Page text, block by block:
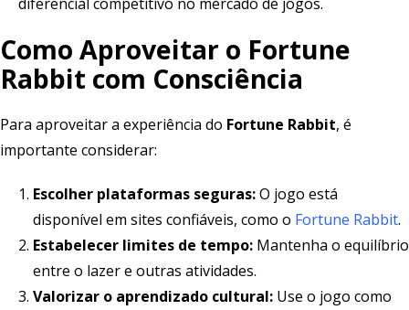
Como Aproveitar o Fortune
Rabbit com Consciência
Para aproveitar a experiência do Fortune Rabbit, é
importante considerar:
Escolher plataformas seguras:O jogo está
disponível em sites confiáveis, como o Fortune Rabbit.
Estabelecer limites de tempo: Mantenha o equilíbrio
entre o lazer e outras atividades.
Valorizar o aprendizado cultural: Use o jogo como